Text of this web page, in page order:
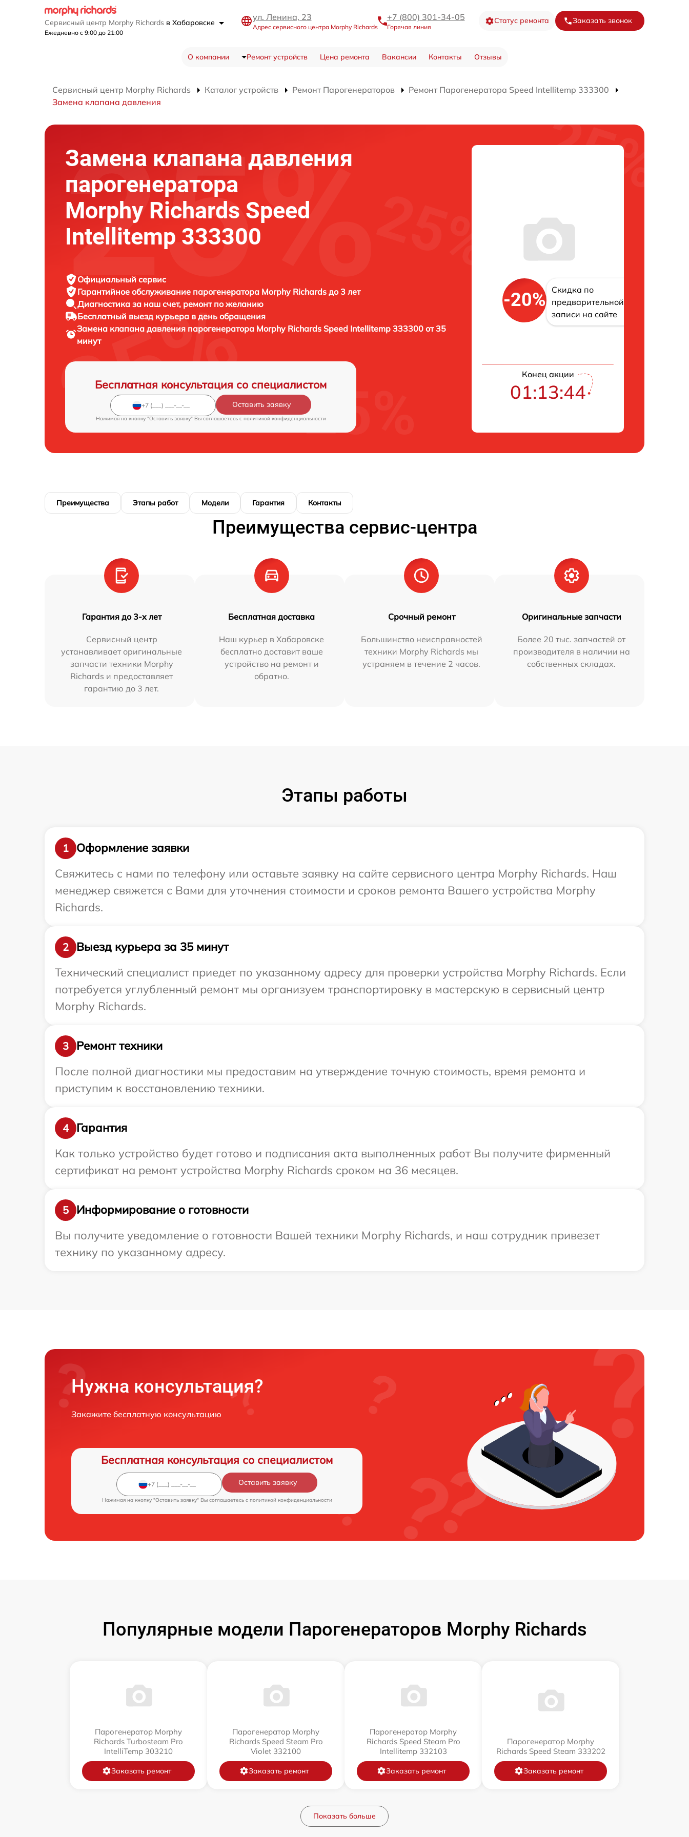
Сервисный центр Morphy Richards в Хабаровске
Ежедневно с 9:00 до 21:00
ул. Ленина, 23
Адрес сервисного центра Morphy Richards
+7 (800) 301-34-05
Горячая линия
Статус ремонта Заказать звонок
О компании Ремонт устройств Цена ремонта Вакансии Контакты Отзывы
Сервисный центр Morphy Richards Каталог устройств Ремонт Парогенераторов
Ремонт Парогенератора Speed Intellitemp 333300
Замена клапана давления
Замена клапана давления
парогенератора
Morphy Richards Speed
Intellitemp 333300
Официальный сервис
Гарантийное обслуживание парогенератора Morphy Richards до 3 лет
Диагностика за наш счет, ремонт по желанию
Бесплатный выезд курьера в день обращения
Замена клапана давления парогенератора Morphy Richards Speed Intellitemp 333300 от 35
минут
Бесплатная консультация со специалистом
Оставить заявку
Нажимая на кнопку "Оставить заявку" Вы соглашаетесь c политикой конфиденциальности
-20%
Скидка по
предварительной
записи на сайте
Конец акции
01:13:43
Преимущества Этапы работ Модели Гарантия Контакты
Преимущества сервис-центра
Гарантия до 3-х лет
Сервисный центр
устанавливает оригинальные
запчасти техники Morphy
Richards и предоставляет
гарантию до 3 лет.
Бесплатная доставка
Наш курьер в Хабаровске
бесплатно доставит ваше
устройство на ремонт и
обратно.
Срочный ремонт
Большинство неисправностей
техники Morphy Richards мы
устраняем в течение 2 часов.
Оригинальные запчасти
Более 20 тыс. запчастей от
производителя в наличии на
собственных складах.
Этапы работы
1
Оформление заявки
Свяжитесь с нами по телефону или оставьте заявку на сайте сервисного центра Morphy Richards. Наш
менеджер свяжется с Вами для уточнения стоимости и сроков ремонта Вашего устройства Morphy
Richards.
2
Выезд курьера за 35 минут
Технический специалист приедет по указанному адресу для проверки устройства Morphy Richards. Если
потребуется углубленный ремонт мы организуем транспортировку в мастерскую в сервисный центр
Morphy Richards.
3
Ремонт техники
После полной диагностики мы предоставим на утверждение точную стоимость, время ремонта и
приступим к восстановлению техники.
4
Гарантия
Как только устройство будет готово и подписания акта выполненных работ Вы получите фирменный
сертификат на ремонт устройства Morphy Richards сроком на 36 месяцев.
5
Информирование о готовности
Вы получите уведомление о готовности Вашей техники Morphy Richards, и наш сотрудник привезет
технику по указанному адресу.
Нужна консультация?
Закажите бесплатную консультацию
Бесплатная консультация со специалистом
Оставить заявку
Нажимая на кнопку "Оставить заявку" Вы соглашаетесь c политикой конфиденциальности
Популярные модели Парогенераторов Morphy Richards
Парогенератор Morphy
Richards Turbosteam Pro
IntelliTemp 303210
Заказать ремонт
Парогенератор Morphy
Richards Speed Steam Pro
Violet 332100
Заказать ремонт
Парогенератор Morphy
Richards Speed Steam Pro
Intellitemp 332103
Заказать ремонт
Парогенератор Morphy
Richards Speed Steam 333202
Заказать ремонт
Показать больше